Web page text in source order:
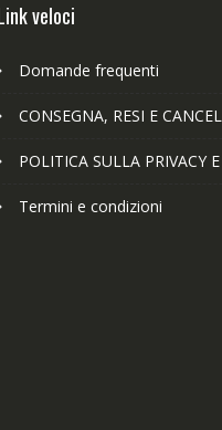
veloci
Domande frequenti
CONSEGNA, RESI E
POLITICA SULLA PRIVACY
Termini e condizioni